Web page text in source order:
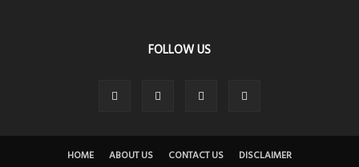
FOLLOW US
HOME ABOUT US CONTACT US DISCLAIMER